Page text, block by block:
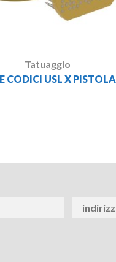
Tatuaggio
CODICI USL X PISTOLA